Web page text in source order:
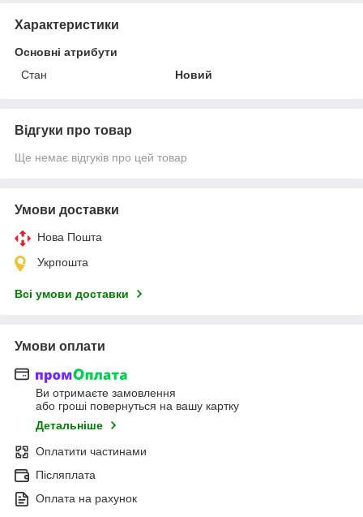
Характеристики
Основні атрибути
Стан
Новий
Відгуки про товар
Ще немає відгуків про цей товар
Умови доставки
Нова Пошта
Укрпошта
Всі умови доставки
Умови оплати
Ви отримаєте замовлення
або гроші повернуться на вашу картку
Детальніше
Оплатити частинами
Післяплата
Оплата на рахунок